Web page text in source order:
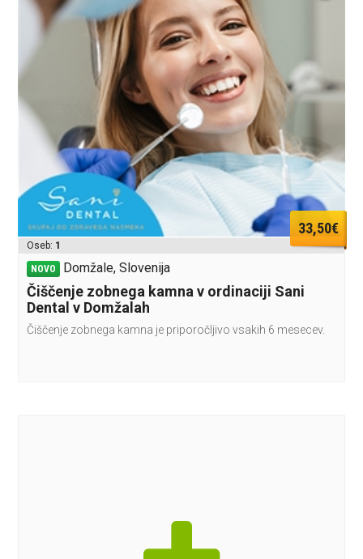
33,50€
Oseb: 1
NOVO Domžale, Slovenija
Čiščenje zobnega kamna v ordinaciji Sani
Dental v Domžalah
Čiščenje zobnega kamna je priporočljivo vsakih 6 mesecev.